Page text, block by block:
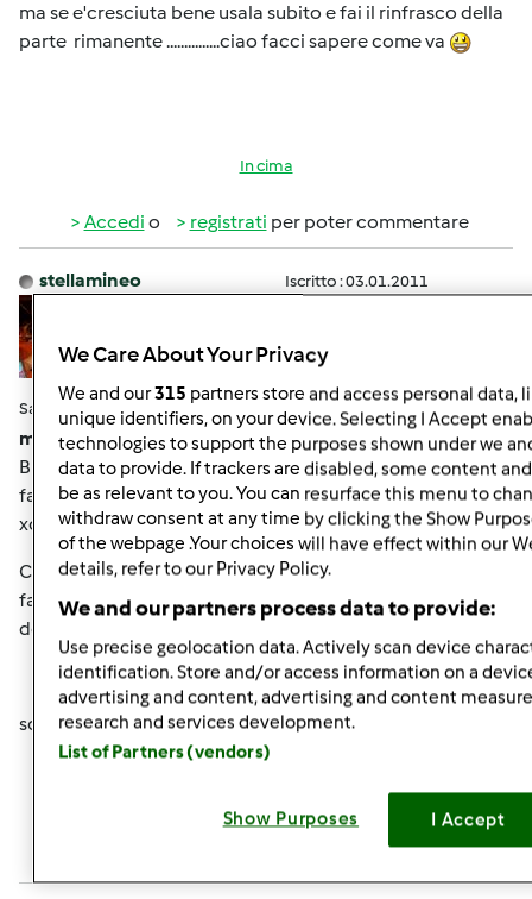
ma se e'cresciuta bene usala subito e fai il rinfrasco della
parte rimanente ...............ciao facci sapere come va
In cima
Accedi o registrati per poter commentare
stellamineo Iscritto : 03.01.2011
Sab, 12/29/2012 - 09:40
#6
mariella78 wrote:
Buondì bimbyne volevo inserire la foto della centenaria x
farvi vedere la lievitazione di qst notte, ma nn capisco
xche' cn l'iPhone nn mi fa inserire la foto....
Comunque è' cresciuta moooooltoooooo ......verso le 12
farò il classico rinfresco e poi proverò ad usarla, posso o
devo aspettare ancora????
sono felice che si sia ripresa evviva
We Care About Your Privacy
We and our315 partners store and access personal data,
unique identifiers, on your device. Selecting I Accept
technologies to support the purposes shown under we
data to provide. If trackers are disabled, some content
be as relevant to you. You can resurface this menu to
withdraw consent at any time by clicking the Show
of the webpage .Your choices will have effect within our
details, refer to our Privacy Policy.
We and our partners process data to provide:
Use precise geolocation data. Actively scan device
identification. Store and/or access information on a
advertising and content, advertising and content
research and services development.
List of Partners (vendors)
Show Purposes I Accept